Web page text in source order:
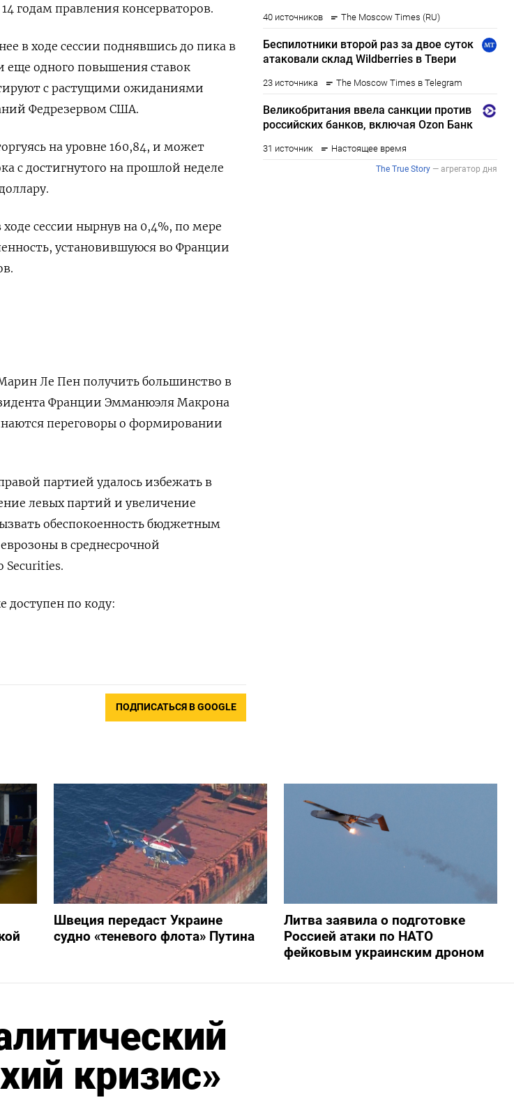
годам правления консерваторов.
в ходе сессии поднявшись до пика в
еще одного повышения ставок
с растущими ожиданиями
Федрезервом США.
на уровне 160,84, и может
с достигнутого на прошлой неделе
сессии нырнув на 0,4%, по мере
установившуюся во Франции
Ле Пен получить большинство в
Франции Эмманюэля Макрона
переговоры о формировании
партией удалось избежать в
левых партий и увеличение
обеспокоенность бюджетным
в среднесрочной
Securities.
доступен по коду:
ПОДПИСАТЬСЯ В GOOGLE
Швеция передаст Украине
судно «теневого флота» Путина
Литва заявила о подготовке
Россией атаки по НАТО
фейковым украинским дроном
кризис»